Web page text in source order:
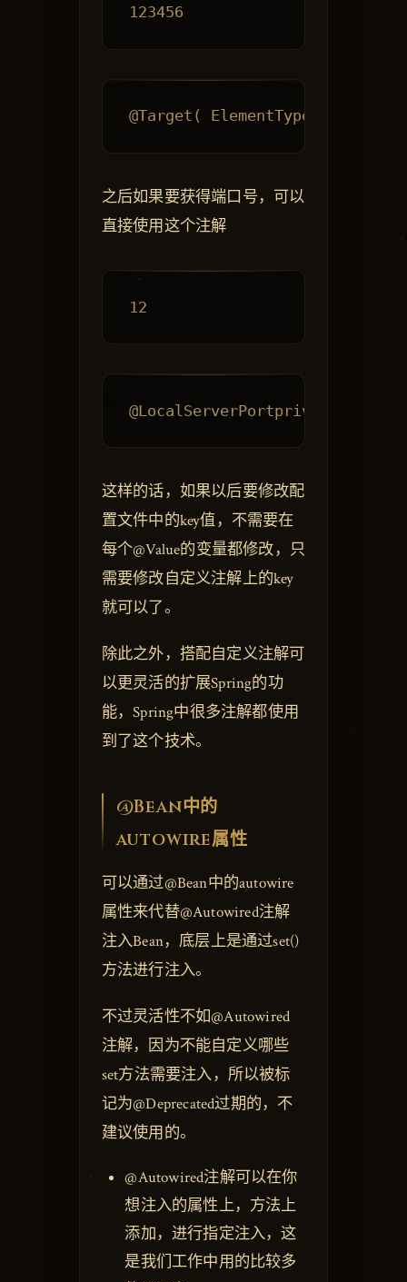
之后如果要获得端口号，可以
直接使用这个注解
这样的话，如果以后要修改配
置文件中的key值，不需要在
每个@Value的变量都修改，只
需要修改自定义注解上的key
就可以了。
除此之外，搭配自定义注解可
以更灵活的扩展Spring的功
能，Spring中很多注解都使用
到了这个技术。
@Bean中的
autowire属性
可以通过@Bean中的autowire
属性来代替@Autowired注解
注入Bean，底层上是通过set()
方法进行注入。
不过灵活性不如@Autowired
注解，因为不能自定义哪些
set方法需要注入，所以被标
记为@Deprecated过期的，不
建议使用的。
@Autowired注解可以在你
想注入的属性上，方法上
添加，进行指定注入，这
是我们工作中用的比较多